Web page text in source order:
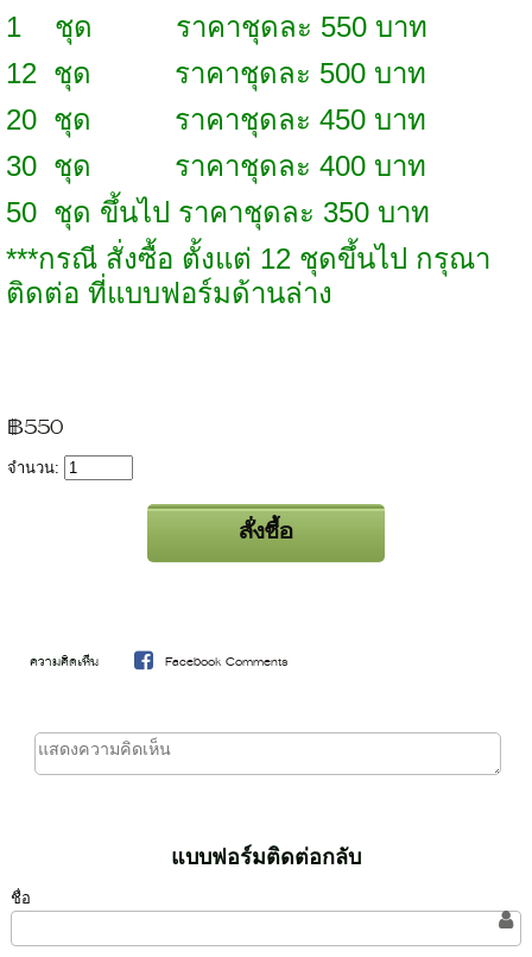
1 ชุด ราคาชุดละ 550 บาท
12 ชุด ราคาชุดละ 500 บาท
20 ชุด ราคาชุดละ 450 บาท
30 ชุด ราคาชุดละ 400 บาท
50 ชุด ขึ้นไป ราคาชุดละ 350 บาท
***กรณี สั่งซื้อ ตั้งแต่ 12 ชุดขึ้นไป กรุณา
ติดต่อ ที่แบบฟอร์มด้านล่าง
฿550
จำนวน:
ความคิดเห็น Facebook Comments
แบบฟอร์มติดต่อกลับ
ชื่อ